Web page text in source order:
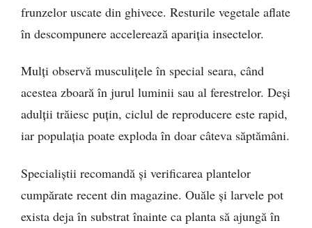
frunzelor uscate din ghivece. Resturile vegetale aflate
în descompunere accelerează apariția insectelor.
Mulți observă musculițele în special seara, când
acestea zboară în jurul luminii sau al ferestrelor. Deși
adulții trăiesc puțin, ciclul de reproducere este rapid,
iar populația poate exploda în doar câteva săptămâni.
Specialiștii recomandă și verificarea plantelor
cumpărate recent din magazine. Ouăle și larvele pot
exista deja în substrat înainte ca planta să ajungă în